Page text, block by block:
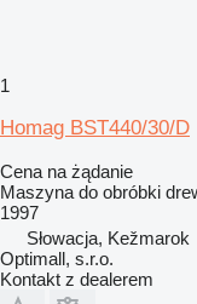
1
Homag BST440/30/D
Cena na żądanie
Maszyna do obróbki
1997
Słowacja, Kežmarok
Optimall, s.r.o.
Kontakt z dealerem